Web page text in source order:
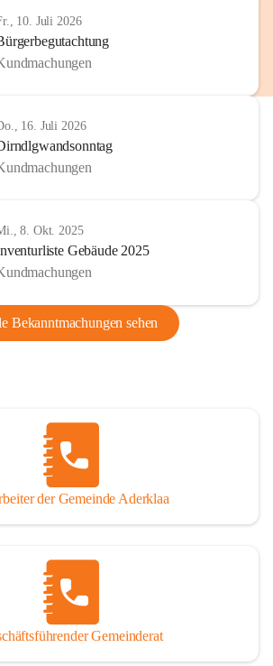
10. Juli 2026
16. Juli 2026
8. Okt. 2025
Gebäude 2025
Bekanntmachungen sehen
der Gemeinde Aderklaa
Gemeinderat